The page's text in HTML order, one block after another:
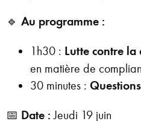
🔹 Au programme :
1h30 : Lutte contre la
en matière de
30 minutes :
📅 Date : Jeudi 19 juin